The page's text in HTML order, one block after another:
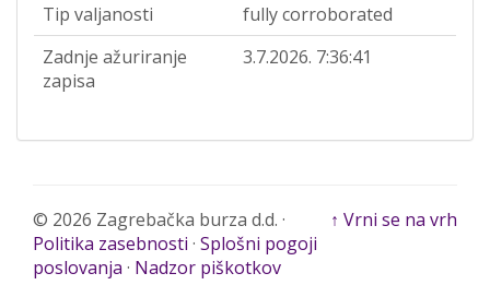
Tip valjanosti
fully corroborated
Zadnje ažuriranje
zapisa
3.7.2026. 7:36:41
↑ Vrni se na vrh
© 2026 Zagrebačka burza d.d. ·
Politika zasebnosti · Splošni pogoji
poslovanja · Nadzor piškotkov